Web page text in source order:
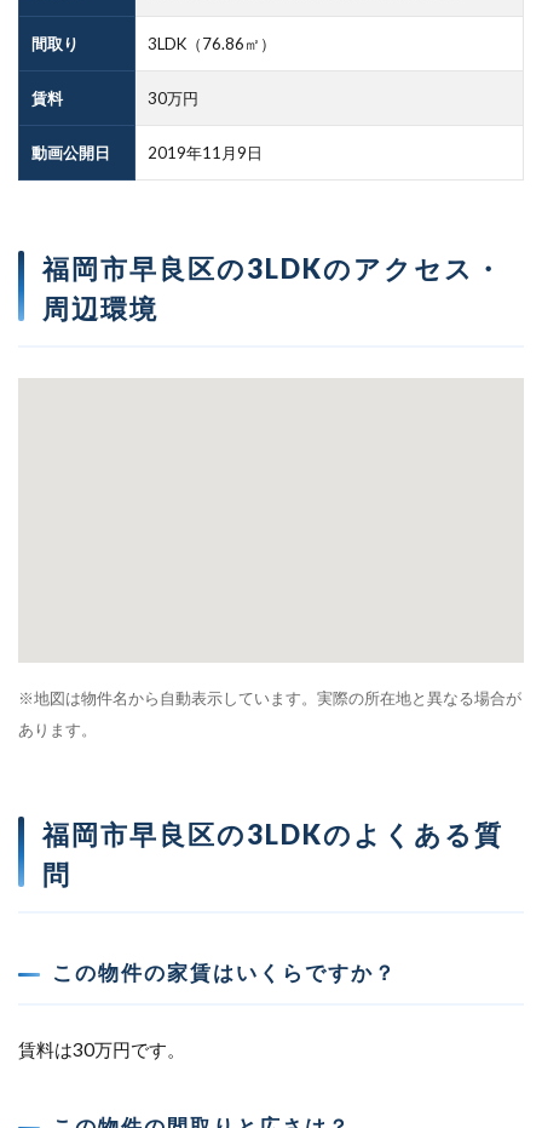
間取り 3LDK（76.86㎡）
賃料 30万円
動画公開日 2019年11月9日
福岡市早良区の3LDKのアクセス・
周辺環境
※地図は物件名から自動表示しています。実際の所在地と異なる場合が
あります。
福岡市早良区の3LDKのよくある質
問
この物件の家賃はいくらですか？
賃料は30万円です。